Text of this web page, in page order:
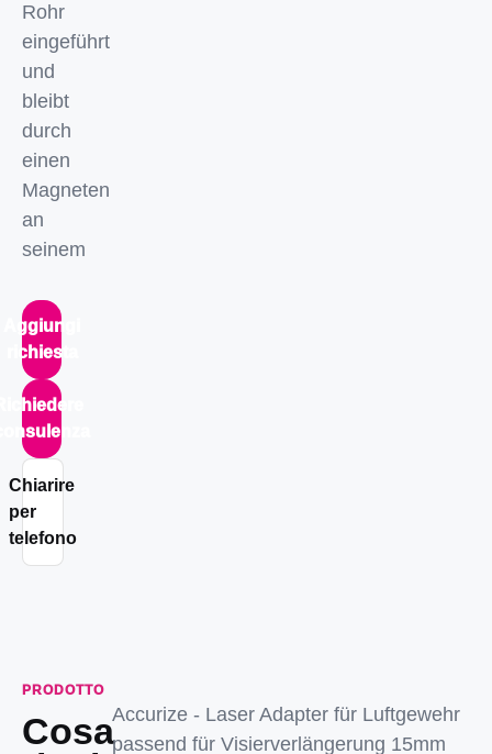
Rohr
eingeführt
und
bleibt
durch
einen
Magneten
an
seinem
Aggiungi
richiesta
Chiarire
per
telefono
PRODOTTO
CosaAccurize - Laser Adapter für Luftgewehr
passend für Visierverlängerung 15mm